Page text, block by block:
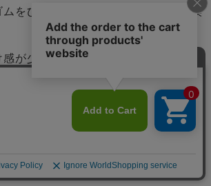
ムをひっぱりしばるなどし調節、交換
が少なくお腹にあたる部分もやさし
すすめです。当店で使用しているBB
ずれにくいのにきつすぎない、パジ
にやさしいソフトゴムです。